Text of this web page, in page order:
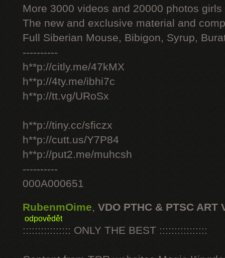
More 3000 videos and 20000 photos
The new and exclusive material and
Full Siberian Mouse, Bibigon, Syrup,
----------
h**p://citly.me/47kMX
h**p://4ty.me/ibhi7c
h**p://tt.vg/URoSx
h**p://tiny.cc/sficzx
h**p://cutt.us/Y7P84
h**p://put2.me/muhcsh
----------
000A000651
RubenmOime, VDO PTHC & PTSC ART
odpovědět
:::::::::::::::: ONLY THE BEST ::::::::::::::::